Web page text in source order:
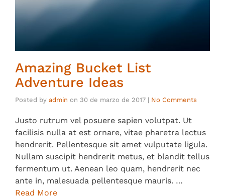
Amazing Bucket List
Adventure Ideas
Posted by admin on 30 de marzo de 2017 | No Comments
Justo rutrum vel posuere sapien volutpat. Ut
facilisis nulla at est ornare, vitae pharetra lectus
hendrerit. Pellentesque sit amet vulputate ligula.
Nullam suscipit hendrerit metus, et blandit tellus
fermentum ut. Aenean leo quam, hendrerit nec
ante in, malesuada pellentesque mauris. …
Read More